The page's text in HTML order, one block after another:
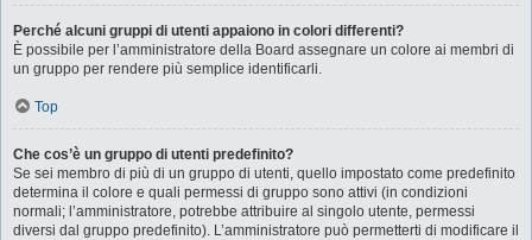
Perché alcuni gruppi di utenti appaiono in colori differenti?
È possibile per l’amministratore della Board assegnare un colore ai membri di
un gruppo per rendere più semplice identificarli.
Top
Che cos’è un gruppo di utenti predefinito?
Se sei membro di più di un gruppo di utenti, quello impostato come predefinito
determina il colore e quali permessi di gruppo sono attivi (in condizioni
normali; l’amministratore, potrebbe attribuire al singolo utente, permessi
diversi dal gruppo predefinito). L’amministratore può permetterti di modificare il